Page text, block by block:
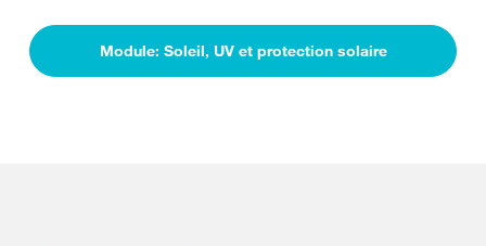
Module: Soleil, UV et protection solaire